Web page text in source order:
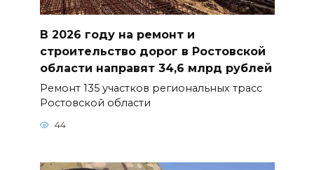
В 2026 году на ремонт и
строительство дорог в Ростовской
области направят 34,6 млрд рублей
Ремонт 135 участков региональных трасс
Ростовской области
44